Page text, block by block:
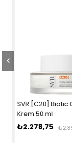
SVR [C20] Biotic
Krem 50 ml
₺2.278,75